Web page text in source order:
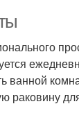
ванной
раковину